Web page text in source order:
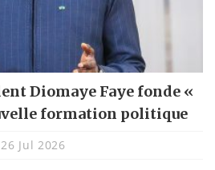
Diomaye Faye fonde «
formation politique
26 Jul 2026